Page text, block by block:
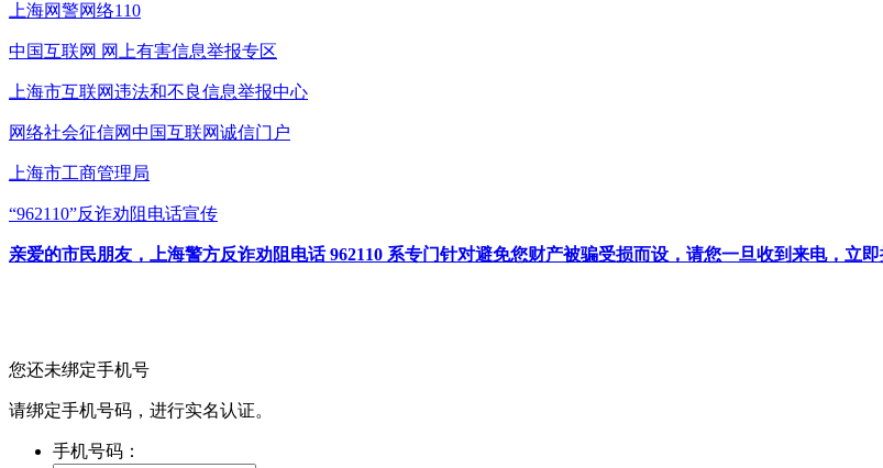
上海网警网络110
中国互联网 网上有害信息举报专区
上海市互联网违法和不良信息举报中心
网络社会征信网中国互联网诚信门户
上海市工商管理局
“962110”反诈劝阻电话宣传
亲爱的市民朋友，上海警方反诈劝阻电话 962110 系专门针对避免您财产被骗受损而设，请您一旦收到来电，立即
您还未绑定手机号
请绑定手机号码，进行实名认证。
手机号码：